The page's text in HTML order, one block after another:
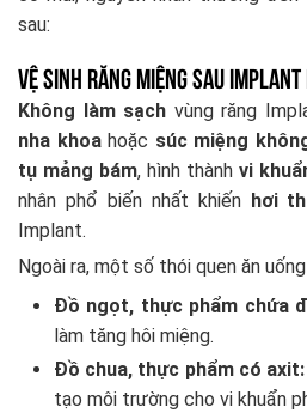
sau:
Vệ sinh răng miệng sau
Không làm sạch vùng răng
nha khoahoặc súc miệng
tụ mảng bám, hình thành vi
nhân phổ biến nhất khiến hơi
Implant.
Ngoài ra, một số thói quen ăn
Đồ ngọt, thực phẩm chứa
làm tăng hôi miệng.
Đồ chua, thực phẩm có axit:
tạo môi trường cho vi khuẩn